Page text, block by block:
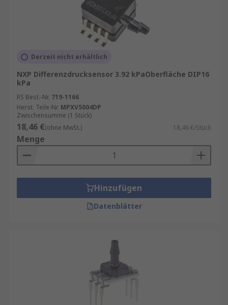
Derzeit nicht erhältlich
NXP Differenzdrucksensor 3.92 kPaOberfläche DIP16
kPa
RS Best.-Nr. 719-1166
Herst. Teile-Nr. MPXV5004DP
Zwischensumme (1 Stück)
18,46 €(ohne MwSt.) 18,46 €/Stück
Menge
Hinzufügen
Datenblätter